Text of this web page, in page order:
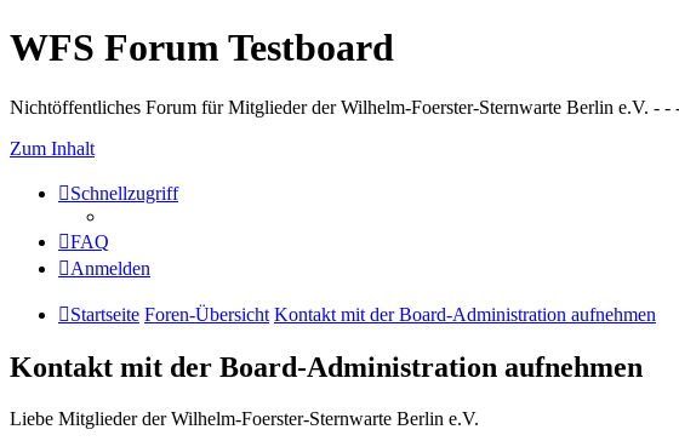
WFS Forum Testboard
Nichtöffentliches Forum für Mitglieder der Wilhelm-Foerster-Sternwarte Berlin e.V. -
Zum Inhalt
Schnellzugriff
FAQ
Anmelden
Startseite Foren-Übersicht Kontakt mit der Board-Administration aufnehmen
Kontakt mit der Board-Administration aufnehmen
Liebe Mitglieder der Wilhelm-Foerster-Sternwarte Berlin e.V.